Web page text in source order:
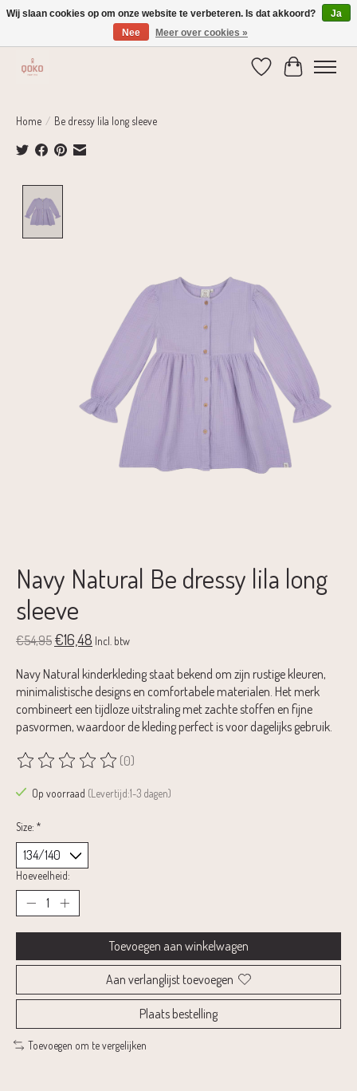
Verzending 1-2 dagen | Gratis verzending vanaf € 75,-
Verlanglijst
Home / Be dressy lila long sleeve
Navy Natural Be dressy lila long
sleeve
€54,95 €16,48 Incl. btw
Navy Natural kinderkleding staat bekend om zijn rustige kleuren,
minimalistische designs en comfortabele materialen. Het merk
combineert een tijdloze uitstraling met zachte stoffen en fijne
pasvormen, waardoor de kleding perfect is voor dagelijks gebruik.
De beoordeling van dit product is
(0)
Op voorraad (Levertijd:1-3 dagen)
Size: *
Hoeveelheid:
Toevoegen aan winkelwagen
Aan verlanglijst toevoegen
Plaats bestelling
Toevoegen om te vergelijken
Wij slaan cookies op om onze website te verbeteren. Is dat akkoord?
Ja
Nee
Meer over cookies »